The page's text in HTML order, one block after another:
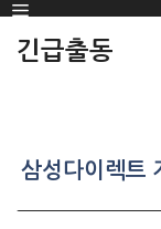
SKIP
TO
Menu
긴급출동
삼성다이렉트